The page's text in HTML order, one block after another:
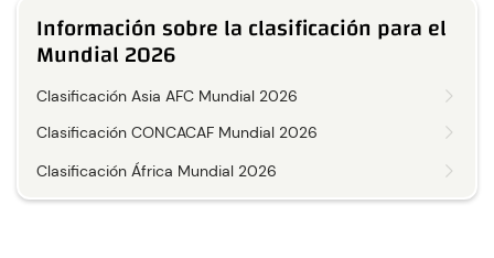
Información sobre la clasificación para el
Mundial 2026
Clasificación Asia AFC Mundial 2026
Clasificación CONCACAF Mundial 2026
Clasificación África Mundial 2026